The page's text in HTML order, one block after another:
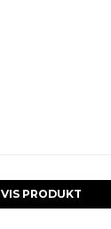
VIS PRODUKT